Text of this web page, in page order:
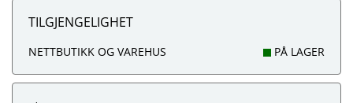
TILGJENGELIGHET
NETTBUTIKK OG VAREHUS PÅ LAGER